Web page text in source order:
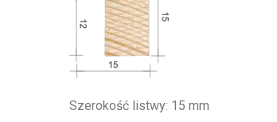
Szerokość listwy: 15 mm